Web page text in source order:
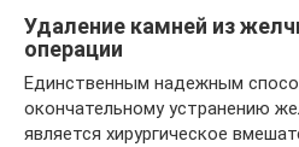
Удаление камней из
операции
Единственным надежным
окончательному устранению
является хирургическое